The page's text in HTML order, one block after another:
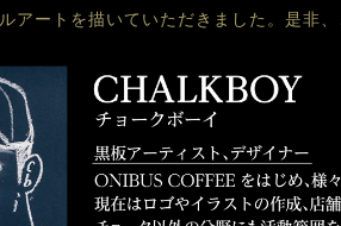
アートを描いていただきました。是非